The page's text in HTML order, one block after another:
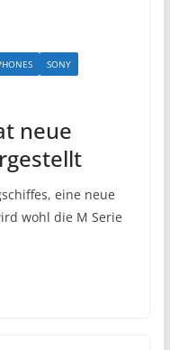
SONY
neue
eine neue
wohl die M Serie